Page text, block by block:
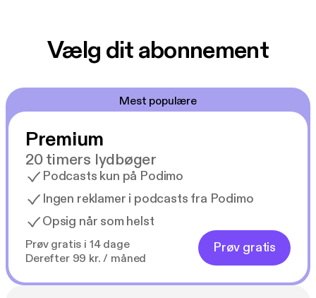
Vælg dit abonnement
Mest populære
Premium
20 timers lydbøger
Podcasts kun på Podimo
Ingen reklamer i podcasts fra Podimo
Opsig når som helst
Prøv gratis i 14 dage
Derefter 99 kr. / måned
Prøv gratis